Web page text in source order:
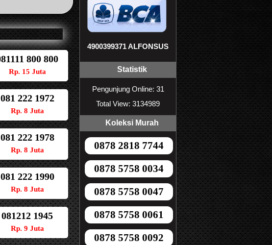
800 800
Rp. 15 Juta
081 222 1972
Rp. 8 Juta
081 222 1978
Rp. 8 Juta
081 222 1990
Rp. 8 Juta
081212 1945
Rp. 9 Juta
4900399371 ALFONSUS
Statistik
Pengunjung Online: 31
Total View: 3134989
Koleksi Murah
0878 2818 7744
0878 5758 0034
0878 5758 0047
0878 5758 0061
0878 5758 0092